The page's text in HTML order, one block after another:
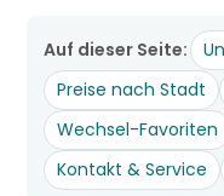
Auf dieser Seite:
Preise nach Stadt
Wechsel-Favoriten
Kontakt & Service